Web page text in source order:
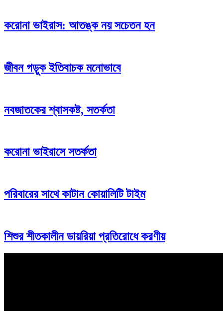
করোনা ভাইরাস: আতঙ্ক নয় সচেতন হন
জীবন গড়ুক ইতিবাচক মনোভাবে
নবজাতকের শ্বাসকষ্ট, সতর্কতা
করোনা ভাইরাসে সতর্কতা
পরিবারের সাথে কাটান কোয়ালিটি টাইম
শিশুর শীতকালীন ডায়রিয়া প্রতিরোধে করণীয়